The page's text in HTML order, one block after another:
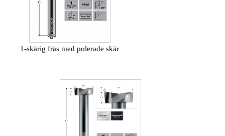
1-skärig fräs med polerade skär